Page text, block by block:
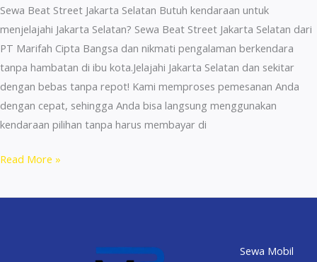
Sewa Beat Street Jakarta Selatan Butuh kendaraan untuk
menjelajahi Jakarta Selatan? Sewa Beat Street Jakarta Selatan dari
PT Marifah Cipta Bangsa dan nikmati pengalaman berkendara
tanpa hambatan di ibu kota.Jelajahi Jakarta Selatan dan sekitar
dengan bebas tanpa repot! Kami memproses pemesanan Anda
dengan cepat, sehingga Anda bisa langsung menggunakan
kendaraan pilihan tanpa harus membayar di
Sewa
Street
Read More »
Sewa Mobil